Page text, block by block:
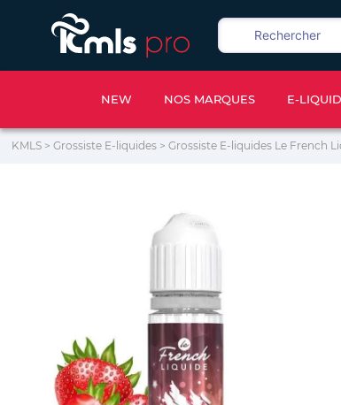
NEW NOS MARQUES E-
KMLS > Grossiste E-liquides > Grossiste E-liquides Le French